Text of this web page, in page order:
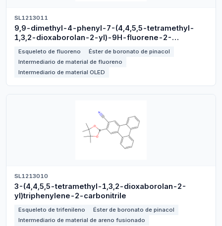
SL1213011
9,9-dimethyl-4-phenyl-7-(4,4,5,5-tetramethyl-
1,3,2-dioxaborolan-2-yl)-9H-fluorene-2-
Esqueleto de fluoreno
Éster de boronato de pinacol
Intermediario de material de fluoreno
Intermediario de material OLED
SL1213010
3-(4,4,5,5-tetramethyl-1,3,2-dioxaborolan-2-
yl)triphenylene-2-carbonitrile
Esqueleto de trifenileno
Éster de boronato de pinacol
Intermediario de material de areno fusionado